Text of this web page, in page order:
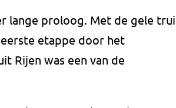
lange proloog. Met de gele trui
etappe door het
Rijen was een van de